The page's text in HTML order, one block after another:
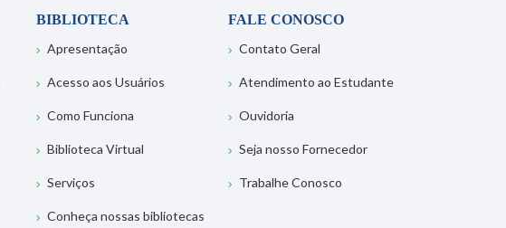
BIBLIOTECA
Apresentação
Acesso aos Usuários
Como Funciona
Biblioteca Virtual
Serviços
Conheça nossas bibliotecas
FALE CONOSCO
Contato Geral
Atendimento ao Estudante
Ouvidoria
Seja nosso Fornecedor
Trabalhe Conosco